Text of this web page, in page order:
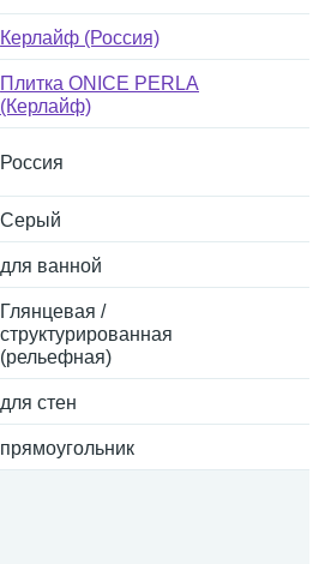
Керлайф (Россия)
Плитка ONICE PERLA
(Керлайф)
Россия
Серый
для ванной
Глянцевая /
структурированная
(рельефная)
для стен
прямоугольник